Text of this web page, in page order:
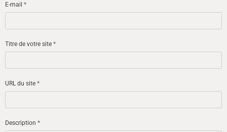
E-mail
Titre de votre site
URL du site
Description